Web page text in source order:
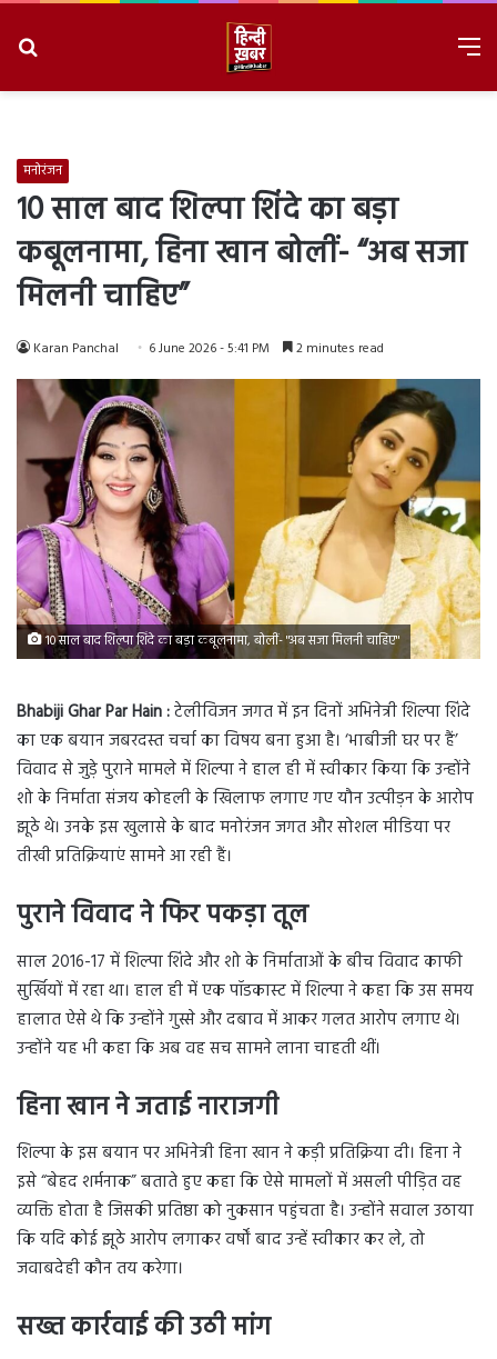
मनोरंजन
10 साल बाद शिल्पा शिंदे का बड़ा
कबूलनामा, हिना खान बोलीं- “अब सजा
मिलनी चाहिए”
Karan Panchal 6 June 2026 - 5:41 PM 2 minutes read
10 साल बाद शिल्पा शिंदे का बड़ा कबूलनामा, बोलीं- "अब सजा मिलनी चाहिए"
Bhabiji Ghar Par Hain :टेलीविजन जगत में इन दिनों अभिनेत्री शिल्पा शिंदे
का एक बयान जबरदस्त चर्चा का विषय बना हुआ है। ‘भाबीजी घर पर हैं’
विवाद से जुड़े पुराने मामले में शिल्पा ने हाल ही में स्वीकार किया कि उन्होंने
शो के निर्माता संजय कोहली के खिलाफ लगाए गए यौन उत्पीड़न के आरोप
झूठे थे। उनके इस खुलासे के बाद मनोरंजन जगत और सोशल मीडिया पर
तीखी प्रतिक्रियाएं सामने आ रही हैं।
पुराने विवाद ने फिर पकड़ा तूल
साल 2016-17 में शिल्पा शिंदे और शो के निर्माताओं के बीच विवाद काफी
सुर्खियों में रहा था। हाल ही में एक पॉडकास्ट में शिल्पा ने कहा कि उस समय
हालात ऐसे थे कि उन्होंने गुस्से और दबाव में आकर गलत आरोप लगाए थे।
उन्होंने यह भी कहा कि अब वह सच सामने लाना चाहती थीं।
हिना खान ने जताई नाराजगी
शिल्पा के इस बयान पर अभिनेत्री हिना खान ने कड़ी प्रतिक्रिया दी। हिना ने
इसे “बेहद शर्मनाक” बताते हुए कहा कि ऐसे मामलों में असली पीड़ित वह
व्यक्ति होता है जिसकी प्रतिष्ठा को नुकसान पहुंचता है। उन्होंने सवाल उठाया
कि यदि कोई झूठे आरोप लगाकर वर्षों बाद उन्हें स्वीकार कर ले, तो
जवाबदेही कौन तय करेगा।
सख्त कार्रवाई की उठी मांग